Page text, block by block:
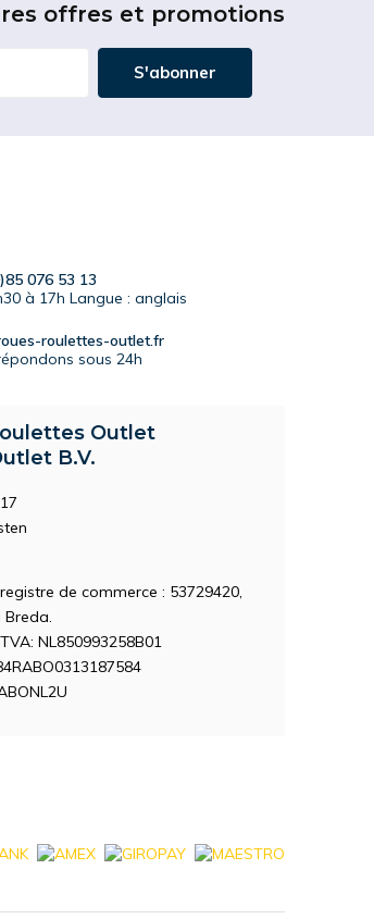
offres et promotions
S'abonner
076 53 13
à 17h Langue : anglais
roulettes-outlet.fr
sous 24h
Outlet
B.V.
de commerce : 53729420,
Breda.
NL850993258B01